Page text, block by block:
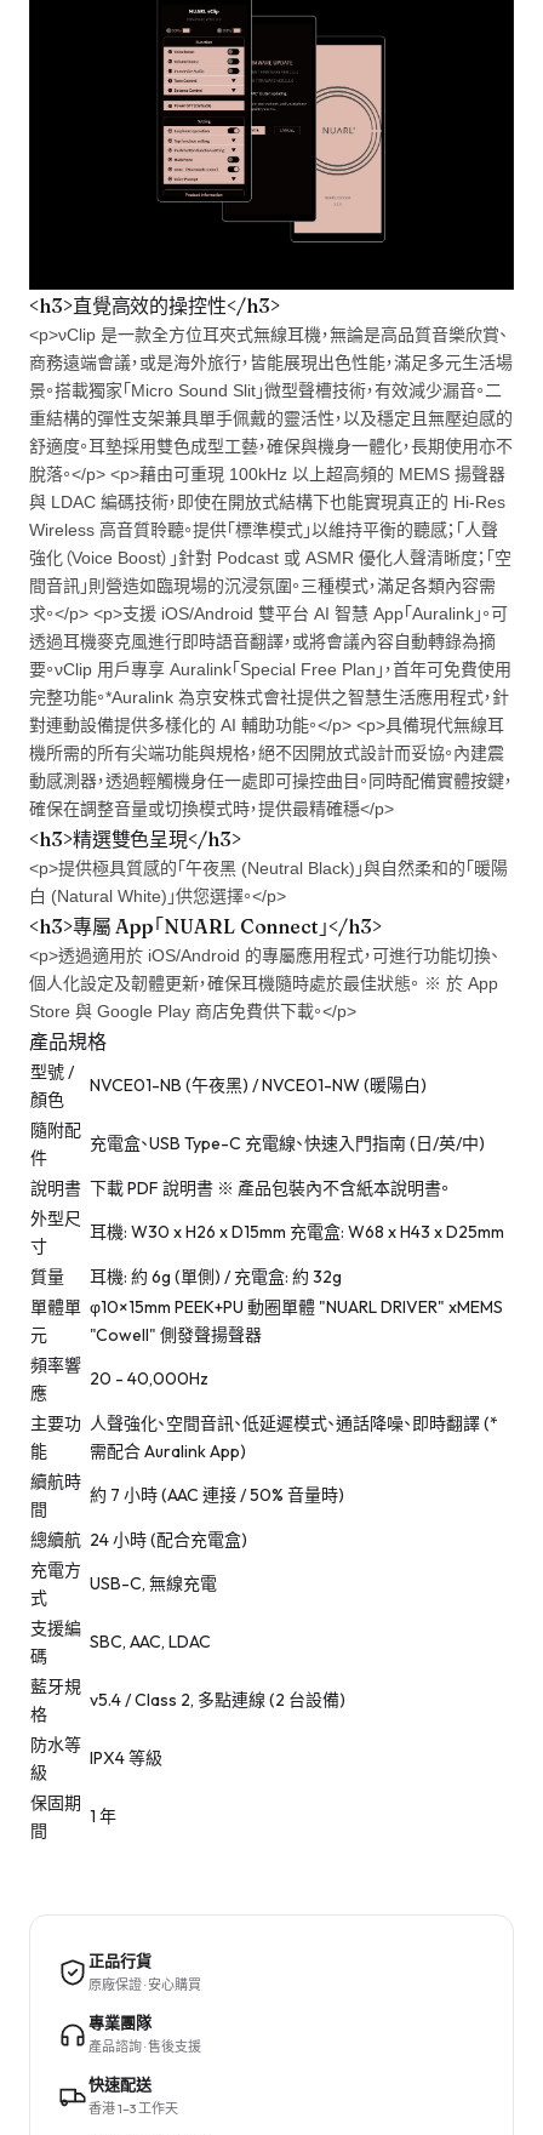
<h3>直覺高效的操控性</h3>
<p>νClip 是一款全方位耳夾式無線耳機，無論是高品質音樂欣賞、
商務遠端會議，或是海外旅行，皆能展現出色性能，滿足多元生活場
景。搭載獨家「Micro Sound Slit」微型聲槽技術，有效減少漏音。二
重結構的彈性支架兼具單手佩戴的靈活性，以及穩定且無壓迫感的
舒適度。耳墊採用雙色成型工藝，確保與機身一體化，長期使用亦不
脫落。</p> <p>藉由可重現 100kHz 以上超高頻的 MEMS 揚聲器
與 LDAC 編碼技術，即使在開放式結構下也能實現真正的 Hi-Res
Wireless 高音質聆聽。提供「標準模式」以維持平衡的聽感；「人聲
強化（Voice Boost）」針對 Podcast 或 ASMR 優化人聲清晰度；「空
間音訊」則營造如臨現場的沉浸氛圍。三種模式，滿足各類內容需
求。</p> <p>支援 iOS/Android 雙平台 AI 智慧 App「Auralink」。可
透過耳機麥克風進行即時語音翻譯，或將會議內容自動轉錄為摘
要。νClip 用戶專享 Auralink「Special Free Plan」，首年可免費使用
完整功能。*Auralink 為京安株式會社提供之智慧生活應用程式，針
對連動設備提供多樣化的 AI 輔助功能。</p> <p>具備現代無線耳
機所需的所有尖端功能與規格，絕不因開放式設計而妥協。內建震
動感測器，透過輕觸機身任一處即可操控曲目。同時配備實體按鍵，
確保在調整音量或切換模式時，提供最精確穩</p>
<h3>精選雙色呈現</h3>
<p>提供極具質感的「午夜黑 (Neutral Black)」與自然柔和的「暖陽
白 (Natural White)」供您選擇。</p>
<h3>專屬 App「NUARL Connect」</h3>
<p>透過適用於 iOS/Android 的專屬應用程式，可進行功能切換、
個人化設定及韌體更新，確保耳機隨時處於最佳狀態。 ※ 於 App
Store 與 Google Play 商店免費供下載。</p>
產品規格
型號 /
顏色
NVCE01-NB (午夜黑) / NVCE01-NW (暖陽白)
隨附配
件
充電盒、USB Type-C 充電線、快速入門指南 (日/英/中)
說明書 下載 PDF 說明書 ※ 產品包裝內不含紙本說明書。
外型尺
寸
耳機: W30 x H26 x D15mm 充電盒: W68 x H43 x D25mm
質量
耳機: 約 6g (單側) / 充電盒: 約 32g
單體單
元
φ10×15mm PEEK+PU 動圈單體 "NUARL DRIVER" xMEMS
"Cowell" 側發聲揚聲器
頻率響
應
20 - 40,000Hz
主要功
能
人聲強化、空間音訊、低延遲模式、通話降噪、即時翻譯 (*
需配合 Auralink App)
續航時
間
約 7 小時 (AAC 連接 / 50% 音量時)
總續航 24 小時 (配合充電盒)
充電方
式
USB-C, 無線充電
支援編
碼
SBC, AAC, LDAC
藍牙規
格
v5.4 / Class 2, 多點連線 (2 台設備)
防水等
級
IPX4 等級
保固期
間
1 年
正品行貨
原廠保證 · 安心購買
專業團隊
產品諮詢 · 售後支援
快速配送
香港 1–3 工作天